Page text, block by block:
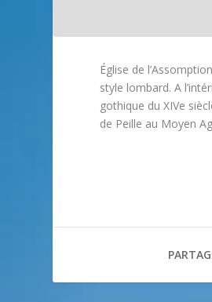
Église de
style lombard. A
gothique du XIVe
de Peille au Moyen